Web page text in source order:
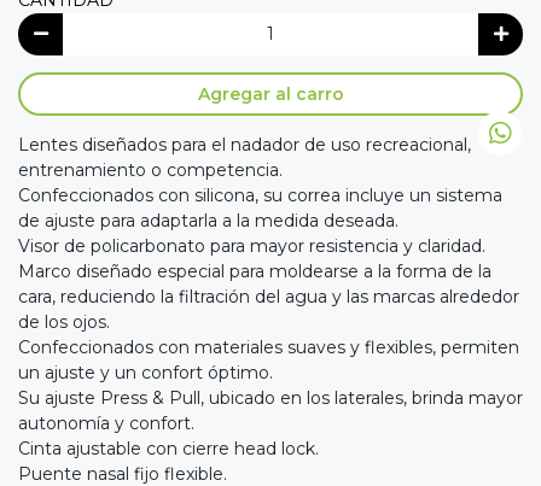
Agregar al carro
Lentes diseñados para el nadador de uso recreacional,
entrenamiento o competencia.
Confeccionados con silicona, su correa incluye un sistema
de ajuste para adaptarla a la medida deseada.
Visor de policarbonato para mayor resistencia y claridad.
Marco diseñado especial para moldearse a la forma de la
cara, reduciendo la filtración del agua y las marcas alrededor
de los ojos.
Confeccionados con materiales suaves y flexibles, permiten
un ajuste y un confort óptimo.
Su ajuste Press & Pull, ubicado en los laterales, brinda mayor
autonomía y confort.
Cinta ajustable con cierre head lock.
Puente nasal fijo flexible.